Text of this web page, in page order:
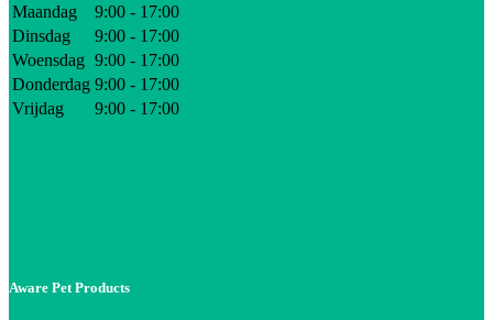
Maandag
9:00 - 17:00
Dinsdag
9:00 - 17:00
Woensdag 9:00 - 17:00
Donderdag 9:00 - 17:00
Vrijdag
9:00 - 17:00
Aware Pet Products